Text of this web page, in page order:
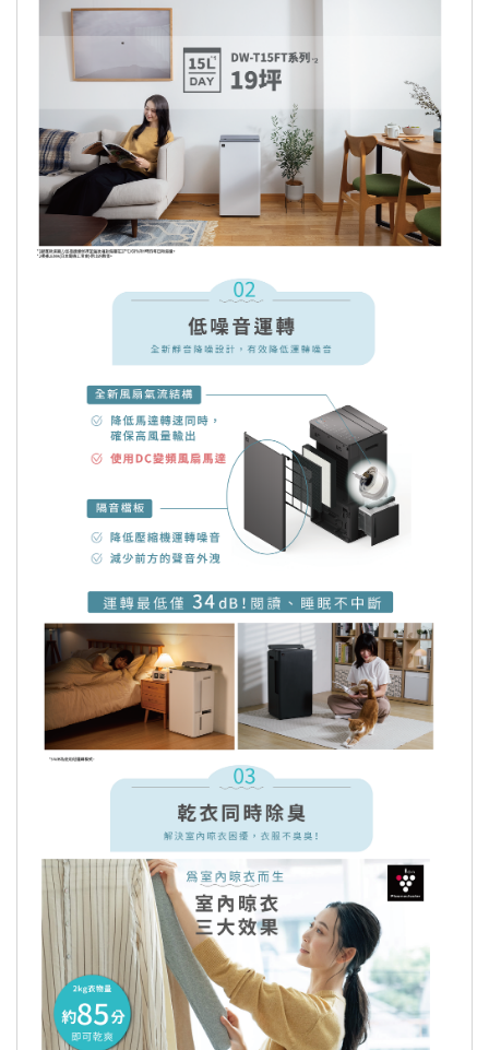
45%...55%、60%...65%、70%RH)
採用DC變頻風扇馬達，節能省電，運轉
安靜
自動擺風(上、下、正上、廣域)/左右為
分離式手動擺風
定時開關(1-12hr)/兒童安全鎖/斷電復歸/
內部乾燥 機體防黴…等便利功能
四輪萬向滑輪，移動輕鬆便利
商品之實際配貨日期、退換貨日期，依
實際狀況為準，原則三個工作天內出
貨，物流五個工作天配送完成。（預購
若為需安裝或是另外施工商品服務，因
商品屬性關係，將有專人與您約定安裝
及送貨時間。
針對大型商品(包括：大型家電、家具
床墊、健身按摩器材、車類...等)，我
們將於完成收款確認後，三天內〈不含
例假日〉將會有專人與您確認相關配送
細節等的聯繫。偏遠地區、樓層費及其
它加價費用，皆由廠商於約定配送時一
併告知，廠商將保留出貨與否的權利。
依照客戶指定配送之商品(約配商品)接
獲訂單逾30日您未通知出貨及受領商
品，為了保障您的權益，本公司得取消
您退回的產品經檢測確認無誤後，我們
將立即處理您的退款，處理退款的方
式，則依您原本的付款方式而定：
ATM轉帳：退貨之商品經由廠商驗退，可購樂核
算退款，約需三週的對帳流程。退款會先扣除轉帳
手續費 15元，並於三週後的每月10號或25號退款
至您的帳戶。
信用卡退款：退貨之商品經由廠商驗退，可購樂核
算後，將直接刷退至您當初使用來付款的信用卡帳